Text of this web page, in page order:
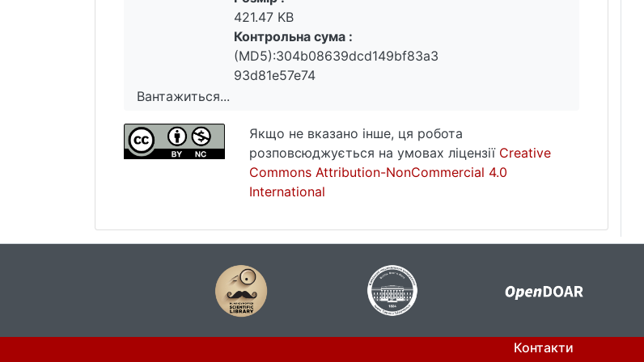
Вантажиться...
Вантажиться...
421.47 KB
Контрольна сума :
(MD5):304b08639dcd149bf83a3
93d81e57e74
Якщо не вказано інше, ця робота
розповсюджується на умовах ліцензії Creative
Commons Attribution-NonCommercial 4.0
International
Контакти